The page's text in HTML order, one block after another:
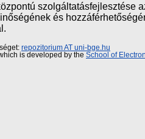
szolgáltatásfejlesztése
és
repozitorium AT uni-bge.hu
is developed by the School of